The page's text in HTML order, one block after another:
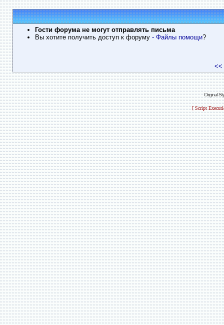
Гости форума не могут отправлять письма
Вы хотите получить доступ к форуму - Файлы помощи?
<<
Original
[ Script